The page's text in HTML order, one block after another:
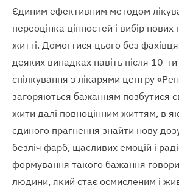
Єдиним ефективним методом
переоцінка цінностей і вибір нових
житті. Домогтися цього без
деяких випадках навіть після 10-
спілкування з лікарями центру
загоряються бажанням позбутися
жити далі повноцінним життям, в
єдиного прагнення знайти нову
безліч фарб, щасливих емоцій і
формування такого бажання
людини, який стає осмисленим і